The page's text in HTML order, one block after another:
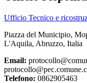
Ufficio Tecnico e
Piazza del Municipio,
L'Aquila, Abruzzo, Italia
Email:
Telefono: 0862905463